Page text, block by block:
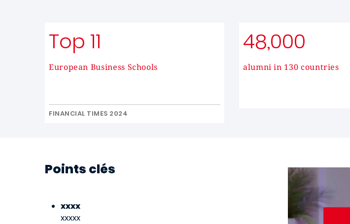
Top 11
European Business Schools
FINANCIAL TIMES 2024
48,000
alumni in 130 countries
Points clés
xxxx
xxxxx